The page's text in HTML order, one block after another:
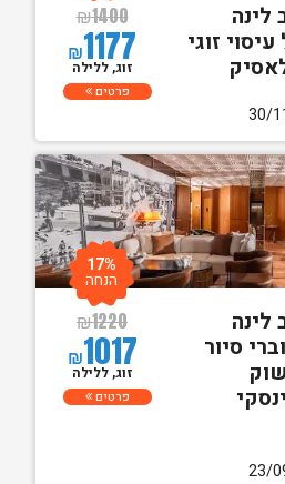
לינה
זוגי
₪1400
₪1177
זוג, ללילה
פרטים
לינה
סיור
₪1220
₪1017
17%
הנחה
זוג, ללילה
פרטים